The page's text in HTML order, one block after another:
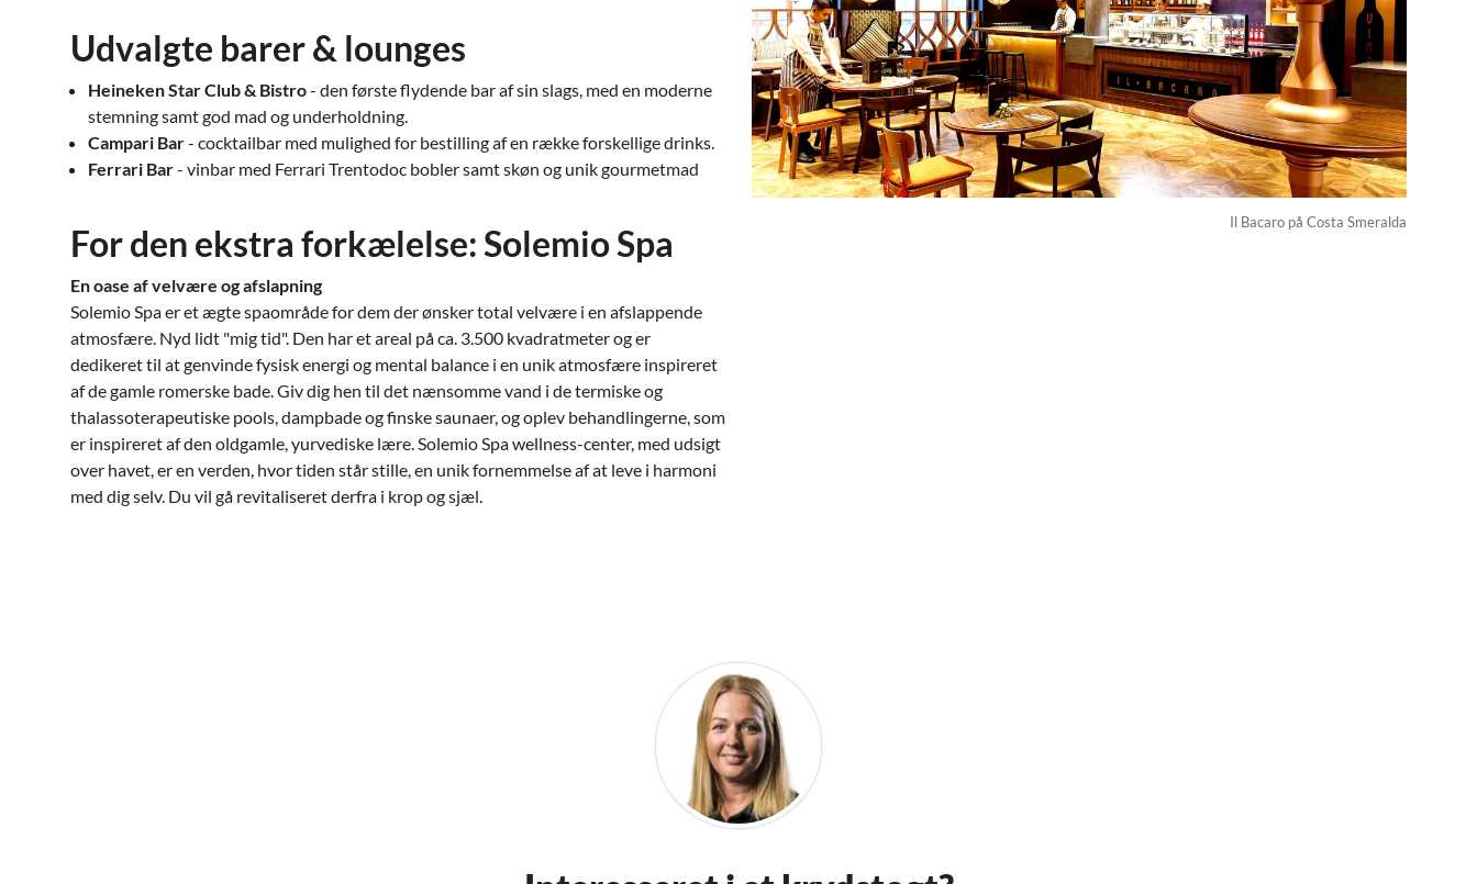
Udvalgte barer & lounges
Heineken Star Club & Bistro- den første flydende bar af sin slags, med en moderne
stemning samt god mad og underholdning.
Campari Bar- cocktailbar med mulighed for bestilling af en række forskellige drinks.
Ferrari Bar- vinbar med Ferrari Trentodoc bobler samt skøn og unik gourmetmad
For den ekstra forkælelse: Solemio Spa
En oase af velvære og afslapning
Solemio Spa er et ægte spaområde for dem der ønsker total velvære i en afslappende
atmosfære. Nyd lidt "mig tid". Den har et areal på ca. 3.500 kvadratmeter og er
dedikeret til at genvinde fysisk energi og mental balance i en unik atmosfære inspireret
af de gamle romerske bade. Giv dig hen til det nænsomme vand i de termiske og
thalassoterapeutiske pools, dampbade og finske saunaer, og oplev behandlingerne, som
er inspireret af den oldgamle, yurvediske lære. Solemio Spa wellness-center, med udsigt
over havet, er en verden, hvor tiden står stille, en unik fornemmelse af at leve i harmoni
med dig selv. Du vil gå revitaliseret derfra i krop og sjæl.
Il Bacaro på Costa Smeralda